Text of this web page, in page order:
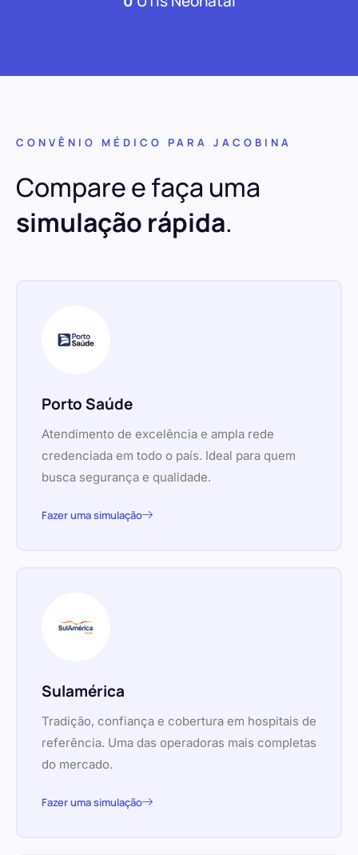
CONVÊNIO MÉDICO PARA JACOBINA
Compare e faça uma
simulação rápida.
Porto Saúde
Atendimento de excelência e ampla rede
credenciada em todo o país. Ideal para quem
busca segurança e qualidade.
Fazer uma simulação
Sulamérica
Tradição, confiança e cobertura em hospitais de
referência. Uma das operadoras mais completas
do mercado.
Fazer uma simulação